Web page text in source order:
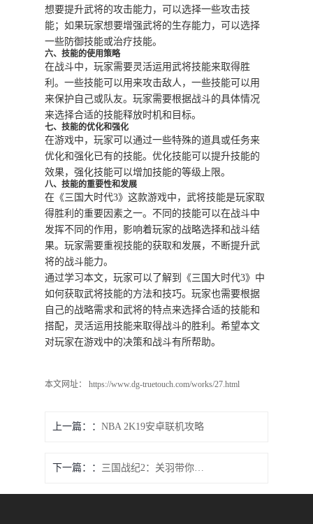
想要提升武将的攻击能力，可以选择一些攻击技
能；如果玩家想要增强武将的生存能力，可以选择
一些防御技能或治疗技能。
六、技能的使用策略
在战斗中，玩家需要灵活运用武将技能来取得胜
利。一些技能可以用来攻击敌人，一些技能可以用
来保护自己或队友。玩家需要根据战斗的具体情况
来选择合适的技能释放时机和目标。
七、技能的优化和强化
在游戏中，玩家可以通过一些特殊的道具或任务来
优化和强化已有的技能。优化技能可以提升技能的
效果，强化技能可以增加技能的等级上限。
八、技能的重要性和发展
在《三国大时代3》这款游戏中，武将技能是玩家取
得胜利的重要因素之一。不同的技能可以在战斗中
发挥不同的作用，影响着玩家的战略选择和战斗结
果。玩家需要重视技能的获取和发展，不断提升武
将的战斗能力。
通过学习本文，玩家可以了解到《三国大时代3》中
如何获取武将技能的方法和技巧。玩家也需要根据
自己的战略需求和武将的特点来选择合适的技能和
搭配，灵活运用技能来取得战斗的胜利。希望本文
对玩家在游戏中的决策和战斗有所帮助。
本文网址： https://www.dg-truetouch.com/works/27.html
上一篇： NBA 2K19安卓联机攻略
下一篇： 三国战纪2：关羽带你探寻武器库的进入技巧